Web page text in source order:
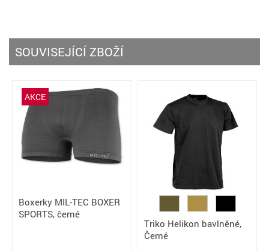
SOUVISEJÍCÍ ZBOŽÍ
AKCE
Boxerky MIL-TEC BOXER
SPORTS, černé
Triko Helikon bavlněné,
Černé